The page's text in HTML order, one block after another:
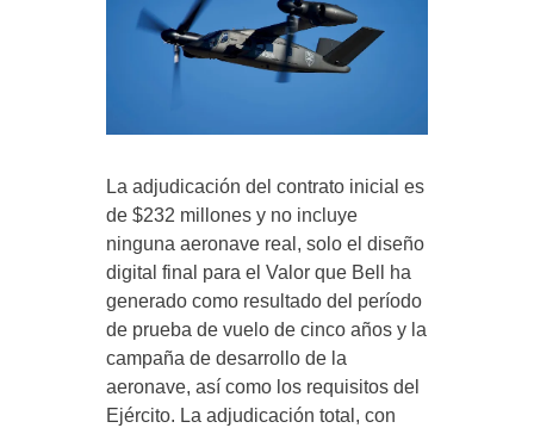
La adjudicación del contrato inicial es
de $232 millones y no incluye
ninguna aeronave real, solo el diseño
digital final para el Valor que Bell ha
generado como resultado del período
de prueba de vuelo de cinco años y la
campaña de desarrollo de la
aeronave, así como los requisitos del
Ejército. La adjudicación total, con